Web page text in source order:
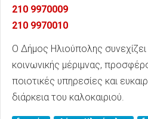
210 9970009
210 9970010
Ο Δήμος Ηλιούπολης
κοινωνικής μέριμνας,
ποιοτικές υπηρεσίες και
διάρκεια του καλοκαιριού.